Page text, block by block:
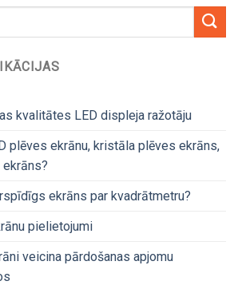
kvalitātes LED displeja ražotāju
plēves ekrānu, kristāla plēves ekrāns,
ekrāns par kvadrātmetru?
pielietojumi
veicina pārdošanas apjomu